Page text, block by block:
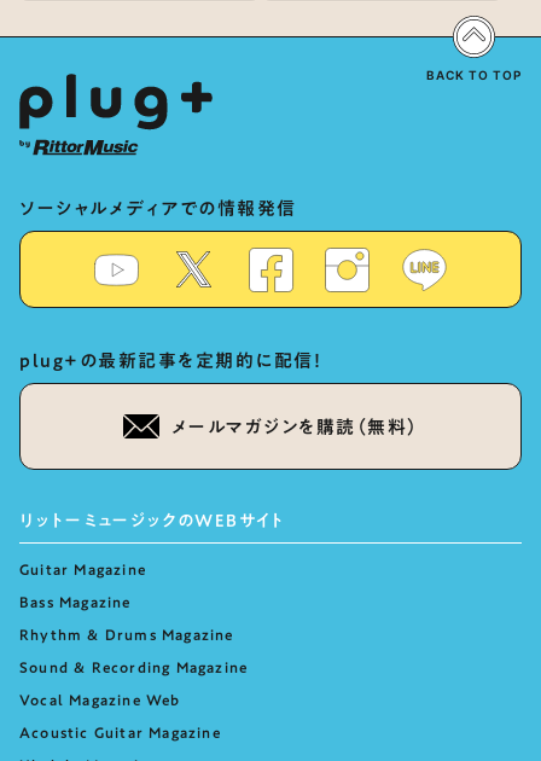
Vocal Expression Lies in “Love
for the singing characters” and
ソーシャルメディアでの情報発信
plug+の最新記事を定期的に配信！
メールマガジンを購読（無料）
リットーミュージックのWEBサイト
Guitar Magazine
Bass Magazine
Rhythm & Drums Magazine
Sound & Recording Magazine
Vocal Magazine Web
Acoustic Guitar Magazine
BACK TO TOP